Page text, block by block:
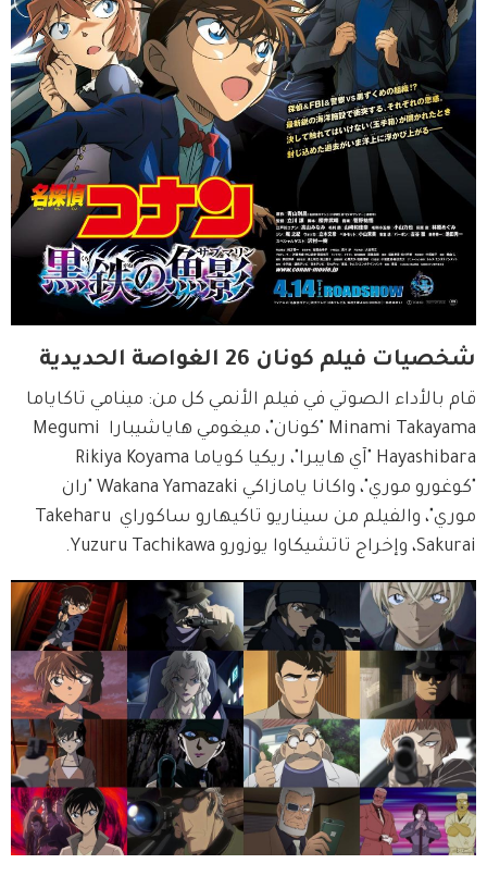
شخصيات فيلم كونان 26 الغواصة الحديدية
قام بالأداء الصوتي في فيلم الأنمي كل من: مينامي تاكاياما
Minami Takayama "كونان"، ميغومي هاياشيبارا Megumi
"كوغورو موري"، واكانا يامازاكي Wakana Yamazaki "ران
موري"، والفيلم من سيناريو تاكيهارو ساكوراي Takeharu
Sakurai، وإخراج تاتشيكاوا يوزورو Yuzuru Tachikawa.